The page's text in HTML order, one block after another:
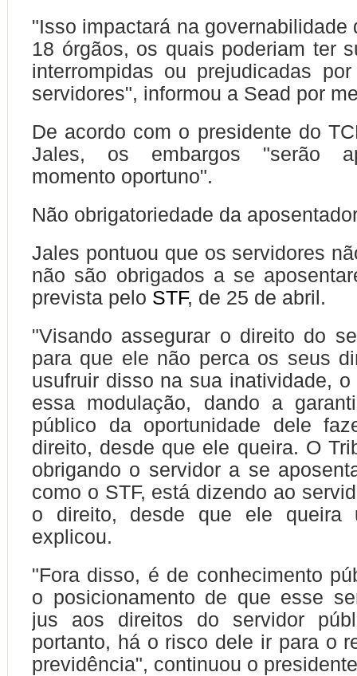
"Isso impactará na governabilidade
18 órgãos, os quais poderiam ter
interrompidas ou prejudicadas
servidores", informou a Sead por
De acordo com o presidente do
Jales, os embargos "serão
momento oportuno".
Não obrigatoriedade da
Jales pontuou que os servidores
não são obrigados a se
prevista pelo STF, de 25 de abril.
"Visando assegurar o direito do
para que ele não perca os seus
usufruir disso na sua inatividade, o
essa modulação, dando a
público da oportunidade dele
direito, desde que ele queira. O
obrigando o servidor a se
como o STF, está dizendo ao
o direito, desde que ele queira
explicou.
"Fora disso, é de conhecimento
o posicionamento de que esse
jus aos direitos do servidor
portanto, há o risco dele ir para o
previdência", continuou o